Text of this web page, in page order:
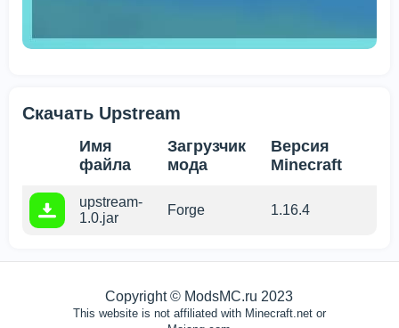
Скачать Upstream
Имя
файла
Загрузчик
мода
Версия
Minecraft
upstream-
1.0.jar
Forge 1.16.4
Copyright © ModsMC.ru 2023
This website is not affiliated with Minecraft.net or
Мы используем файлы cookie
наилучшее восприятие нашего сайта.
ХОРОШО